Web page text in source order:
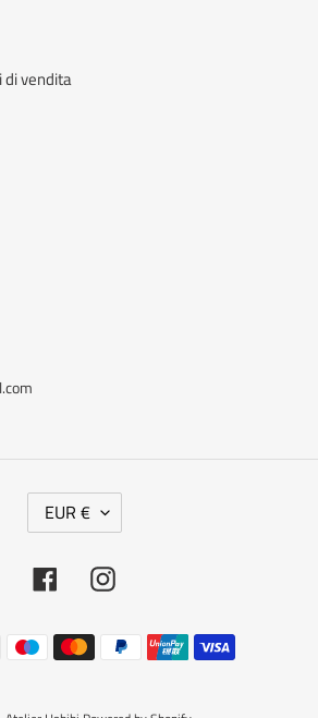
di vendita
V
A
L
U
A
EUR €
FacebookInstagram
Metodi
di